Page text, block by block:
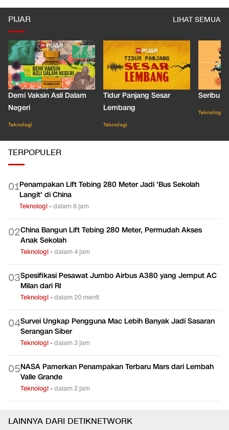
PIJAR LIHAT SEMUA
Demi Vaksin Asli Dalam
Negeri
Teknologi
Tidur Panjang Sesar
Lembang
Teknologi
Seribu
Teknologi
TERPOPULER
01Penampakan Lift Tebing 280 Meter Jadi 'Bus Sekolah
Langit' di China
Teknologi •dalam 6 jam
02China Bangun Lift Tebing 280 Meter, Permudah Akses
Anak Sekolah
Teknologi •dalam 4 jam
03Spesifikasi Pesawat Jumbo Airbus A380 yang Jemput AC
Milan dari RI
Teknologi •dalam 20 menit
04Survei Ungkap Pengguna Mac Lebih Banyak Jadi Sasaran
Serangan Siber
Teknologi •dalam 3 jam
05NASA Pamerkan Penampakan Terbaru Mars dari Lembah
Valle Grande
Teknologi •dalam 2 jam
LAINNYA DARI DETIKNETWORK